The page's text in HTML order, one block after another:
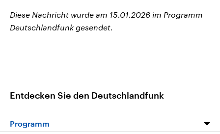
Diese Nachricht wurde am 15.01.2026 im Programm
Deutschlandfunk gesendet.
Entdecken Sie den Deutschlandfunk
Programm